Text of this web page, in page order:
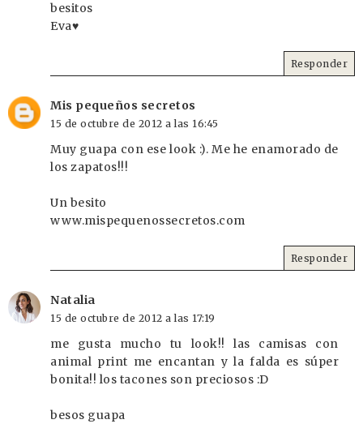
besitos
Eva♥
Responder
Mis pequeños secretos
15 de octubre de 2012 a las 16:45
Muy guapa con ese look :). Me he enamorado de
los zapatos!!!
Un besito
www.mispequenossecretos.com
Responder
Natalia
15 de octubre de 2012 a las 17:19
me gusta mucho tu look!! las camisas con
animal print me encantan y la falda es súper
bonita!! los tacones son preciosos :D
besos guapa